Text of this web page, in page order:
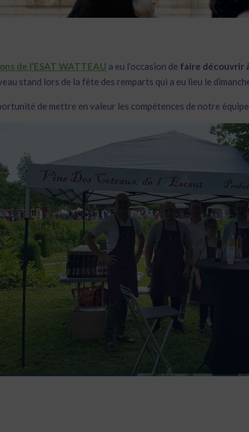
de l’ESAT WATTEAU a eu l’occasion de faire découvrir
stand lors de la fête des remparts qui a eu lieu le
de mettre en valeur les compétences de notre